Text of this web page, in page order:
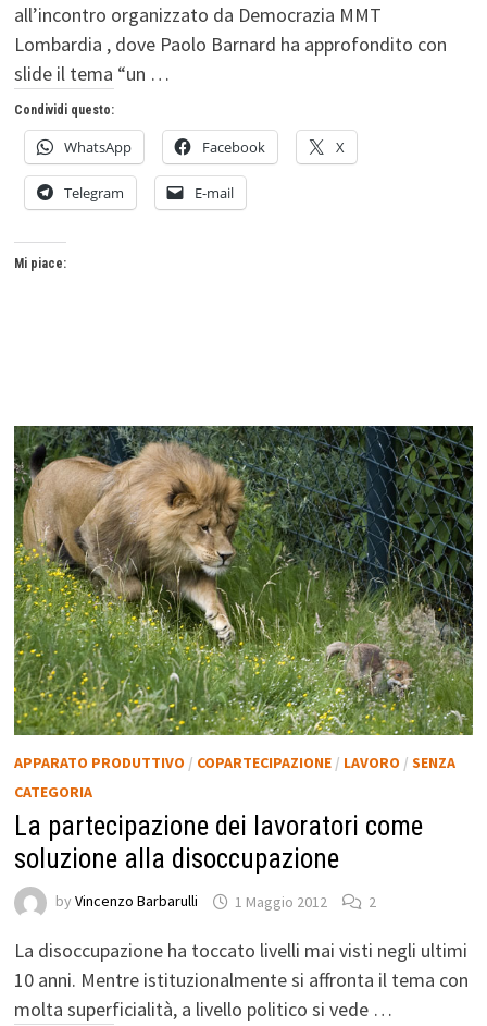
all’incontro organizzato da Democrazia MMT
Lombardia , dove Paolo Barnard ha approfondito con
slide il tema “un …
Condividi questo:
WhatsApp Facebook X
Telegram E-mail
Mi piace:
APPARATO PRODUTTIVO / COPARTECIPAZIONE/ LAVORO / SENZA
CATEGORIA
La partecipazione dei lavoratori come
soluzione alla disoccupazione
by Vincenzo Barbarulli 1 Maggio 2012 2
La disoccupazione ha toccato livelli mai visti negli ultimi
10 anni. Mentre istituzionalmente si affronta il tema con
molta superficialità, a livello politico si vede …